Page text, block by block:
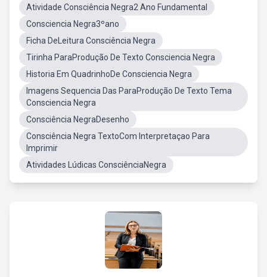
Atividade Consciência Negra2 Ano Fundamental
Consciencia Negra3ºano
Ficha DeLeitura Consciência Negra
Tirinha ParaProdução De Texto Consciencia Negra
Historia Em QuadrinhoDe Consciencia Negra
Imagens Sequencia Das ParaProdução De Texto Tema
Consciencia Negra
Consciência NegraDesenho
Consciência Negra TextoCom Interpretaçao Para
Imprimir
Atividades Lúdicas ConsciênciaNegra